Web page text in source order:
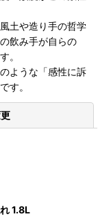
土や造り手の哲学
飲み手が自らの
。
ような「感性に訴
す。
1.8L